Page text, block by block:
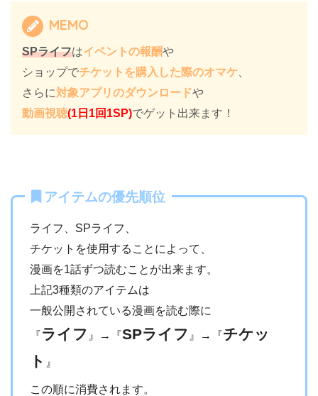
MEMO
SPライフはイベントの報酬や
ショップでチケットを購入した際のオマケ
さらに対象アプリのダウンロードや
動画視聴(1日1回1SP)でゲット出来ます！
アイテムの優先順位
ライフ、SPライフ、
チケットを使用することによって、
漫画を1話ずつ読むことが出来ます。
上記3種類のアイテムは
一般公開されている漫画を読む際に
『ライフ 』→『SPライフ 』→『チケッ
ト 』
この順に消費されます。